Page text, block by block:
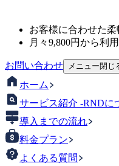
お客様に合わせた
月々9,800円から利用
お問い合わせ メニュー閉じ
ホーム
サービス紹介 -RNDに
導入までの流れ
料金プラン
よくある質問